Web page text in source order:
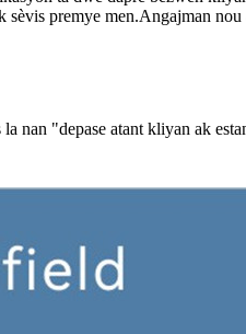
premye men.Angajman nou
nan "depase atant kliyan ak